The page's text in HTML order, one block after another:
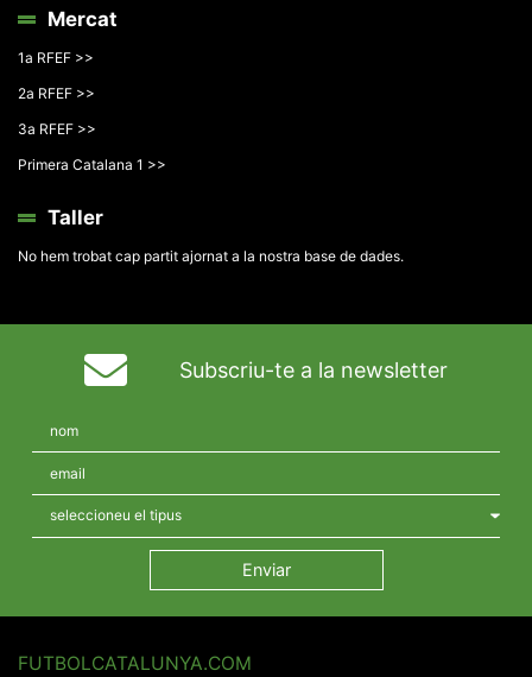
Mercat
1a RFEF >>
2a RFEF >>
3a RFEF >>
Primera Catalana 1 >>
Taller
No hem trobat cap partit ajornat a la nostra base de dades.
Subscriu-te a la newsletter
FUTBOLCATALUNYA.COM